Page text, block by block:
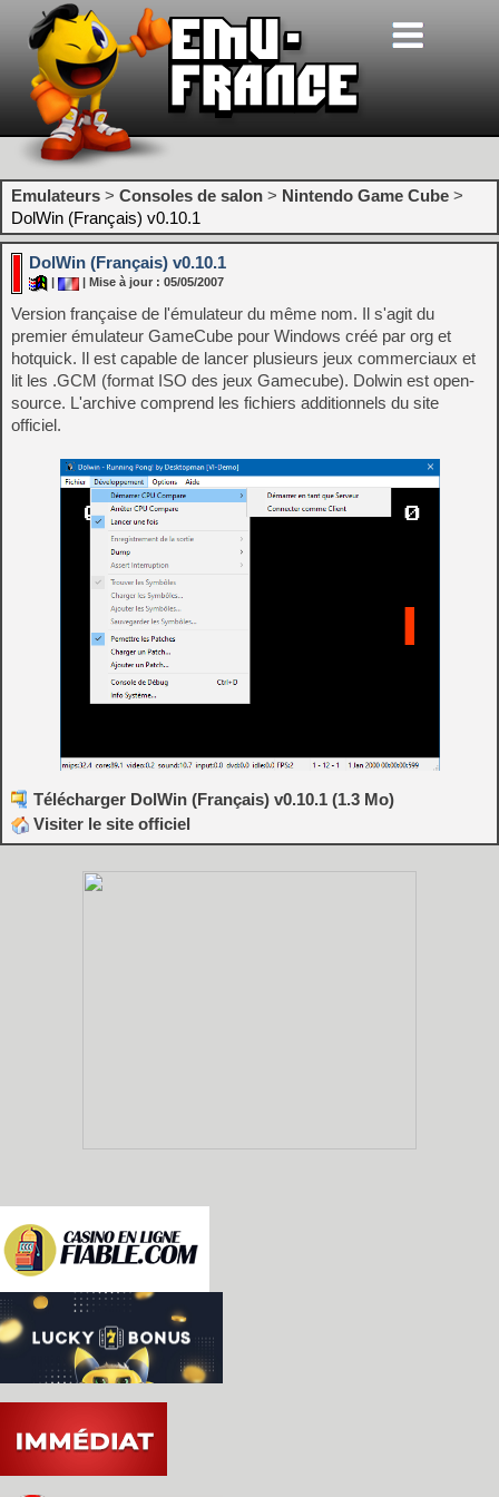
Emulateurs > Consoles de salon > Nintendo Game Cube >
DolWin (Français) v0.10.1
DolWin (Français) v0.10.1
| Mise à jour : 05/05/2007
Version française de l'émulateur du même nom. Il s'agit du
premier émulateur GameCube pour Windows créé par org et
hotquick. Il est capable de lancer plusieurs jeux commerciaux et
lit les .GCM (format ISO des jeux Gamecube). Dolwin est open-
source. L'archive comprend les fichiers additionnels du site
officiel.
Télécharger DolWin (Français) v0.10.1 (1.3 Mo)
Visiter le site officiel